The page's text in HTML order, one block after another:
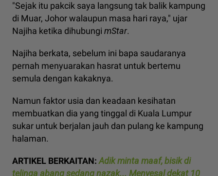
"Sejak itu pakcik saya langsung tak balik kampung
di Muar, Johor walaupun masa hari raya," ujar
Najiha ketika dihubungi mStar.
Najiha berkata, sebelum ini bapa saudaranya
pernah menyuarakan hasrat untuk bertemu
semula dengan kakaknya.
Namun faktor usia dan keadaan kesihatan
membuatkan dia yang tinggal di Kuala Lumpur
sukar untuk berjalan jauh dan pulang ke kampung
halaman.
ARTIKEL BERKAITAN:Adik minta maaf, bisik di
telinga abang sedang nazak... Menyesal dekat 10